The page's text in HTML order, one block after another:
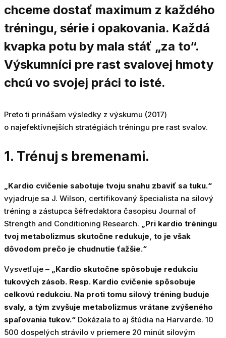
chceme dostať maximum z každého
tréningu, série i opakovania. Každá
kvapka potu by mala stáť „za to“.
Výskumníci pre rast svalovej hmoty
chcú vo svojej práci to isté.
Preto ti prinášam výsledky z výskumu (2017)
o najefektívnejších stratégiách tréningu pre rast svalov.
1. Trénuj s bremenami.
„Kardio cvičenie sabotuje tvoju snahu zbaviť sa tuku.“
vyjadruje sa J. Wilson, certifikovaný špecialista na silový
tréning a zástupca šéfredaktora časopisu Journal of
Strength and Conditioning Research. „Pri kardio tréningu
tvoj metabolizmus skutočne redukuje, to je však
dôvodom prečo je chudnutie ťažšie.“
Vysvetľuje – „Kardio skutočne spôsobuje redukciu
tukových zásob. Resp. Kardio cvičenie spôsobuje
celkovú redukciu. Na proti tomu silový tréning buduje
svaly, a tým zvyšuje metabolizmus vrátane zvýšeného
spaľovania tukov.“ Dokázala to aj štúdia na Harvarde. 10
500 dospelých strávilo v priemere 20 minút silovým